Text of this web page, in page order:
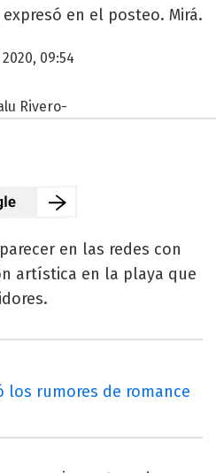
en el posteo. Mirá.
09:54
en las redes con
artística en la playa que
los rumores de romance